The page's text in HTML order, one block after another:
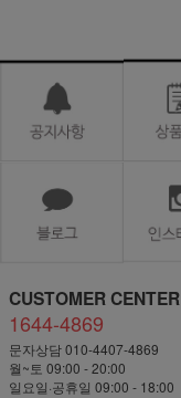
CUSTOMER CENTER
1644-4869
문자상담 010-4407-4869
월~토 09:00 - 20:00
일요일·공휴일 09:00 - 18:00